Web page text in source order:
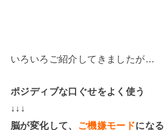
いろいろご紹介してきましたが…
ポジディブな口ぐせをよく使う
↓↓↓
脳が変化して、 ご機嫌モードになる